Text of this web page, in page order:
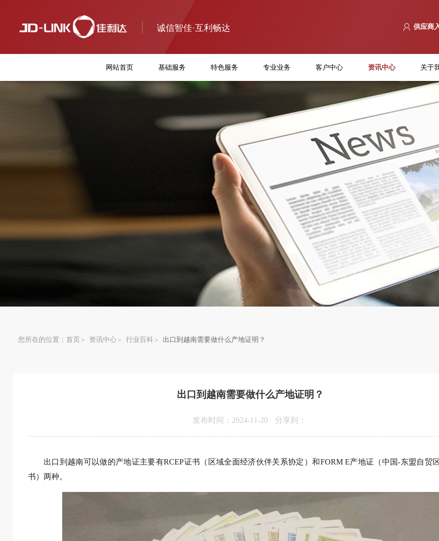
诚信智佳·互利畅达 供应商
网站首页 基础服务 特色服务 专业业务 客户中心 资讯中心 关于
您所在的位置： 首页 资讯中心 行业百科 出口到越南需要做什么产地证明？
出口到越南需要做什么产地证明？
发布时间：2024-11-20 分享到：
出口到越南可以做的产地证主要有RCEP证书（区域全面经济伙伴关系协定）和FORM E产地证（中国-东盟自贸
书）两种。